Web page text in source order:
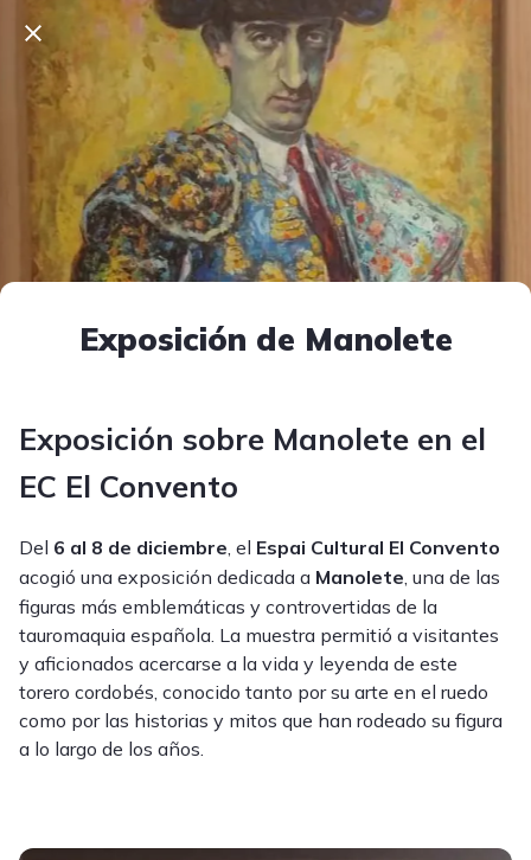
Exposición de Manolete
Exposición sobre Manolete en el
EC El Convento
Del 6 al 8 de diciembre, el Espai Cultural El Convento
acogió una exposición dedicada a Manolete, una de las
figuras más emblemáticas y controvertidas de la
tauromaquia española. La muestra permitió a visitantes
y aficionados acercarse a la vida y leyenda de este
torero cordobés, conocido tanto por su arte en el ruedo
como por las historias y mitos que han rodeado su figura
a lo largo de los años.